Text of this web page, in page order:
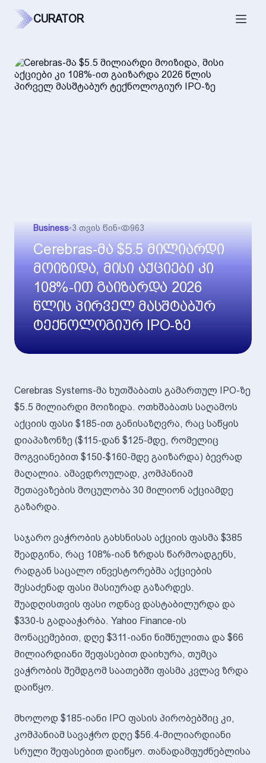
CURATOR
Business•3 თვის წინ• 963
Cerebras-მა $5.5 მილიარდი
მოიზიდა, მისი აქციები კი
108%-ით გაიზარდა 2026
წლის პირველ მასშტაბურ
ტექნოლოგიურ IPO-ზე
Cerebras Systems-მა ხუთშაბათს გამართულ IPO-ზე
$5.5 მილიარდი მოიზიდა. ოთხშაბათს საღამოს
აქციის ფასი $185-ით განისაზღვრა, რაც საწყის
დიაპაზონზე ($115-დან $125-მდე, რომელიც
მოგვიანებით $150-$160-მდე გაიზარდა) ბევრად
მაღალია. ამავდროულად, კომპანიამ
შეთავაზების მოცულობა 30 მილიონ აქციამდე
გაზარდა.
საჯარო ვაჭრობის გახსნისას აქციის ფასმა $385
შეადგინა, რაც 108%-იან ზრდას წარმოადგენს,
რადგან საცალო ინვესტორებმა აქციების
შესაძენად ფასი მასიურად გაზარდეს.
შუადღისთვის ფასი ოდნავ დასტაბილურდა და
$330-ს გადააჭარბა. Yahoo Finance-ის
მონაცემებით, დღე $311-იანი ნიშნულითა და $66
მილიარდიანი შეფასებით დაიხურა, თუმცა
ვაჭრობის შემდგომ საათებში ფასმა კვლავ ზრდა
დაიწყო.
მხოლოდ $185-იანი IPO ფასის პირობებშიც კი,
კომპანიამ სავაჭრო დღე $56.4-მილიარდიანი
სრული შეფასებით დაიწყო. თანადამფუძნებლისა